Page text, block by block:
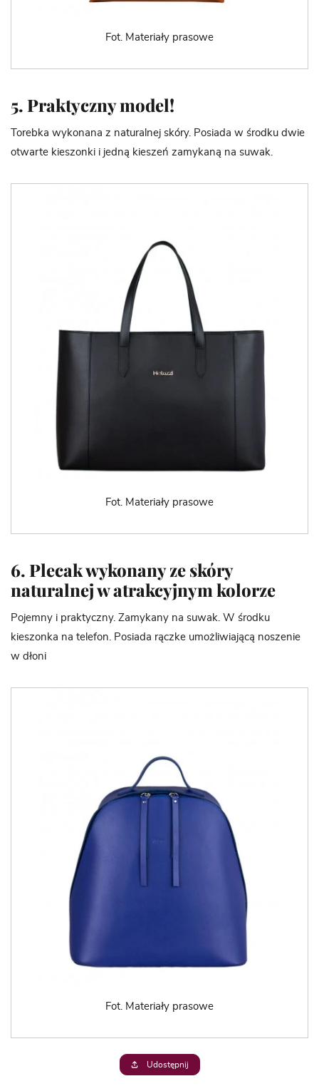
Fot. Materiały prasowe
5. Praktyczny model!
Torebka wykonana z naturalnej skóry. Posiada w środku dwie
otwarte kieszonki i jedną kieszeń zamykaną na suwak.
Fot. Materiały prasowe
6. Plecak wykonany ze skóry
naturalnej w atrakcyjnym kolorze
Pojemny i praktyczny. Zamykany na suwak. W środku
kieszonka na telefon. Posiada rączke umożliwiającą noszenie
w dłoni
Fot. Materiały prasowe
Udostępnij